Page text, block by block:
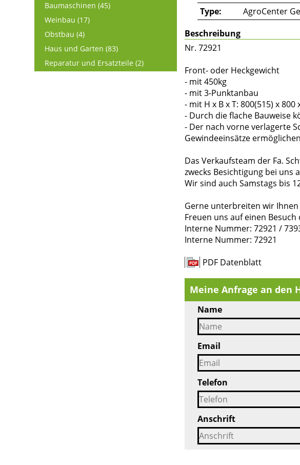
Baumaschinen (45)
Weinbau (17)
Obstbau (4)
Haus und Garten (83)
Reparatur und Ersatzteile (2)
Type:
AgroCenter
Beschreibung
Nr. 72921
Front- oder Heckgewicht
- mit 450kg
- mit 3-Punktanbau
- mit H x B x T: 800(515) x 800
- Durch die flache Bauweise
- Der nach vorne verlagerte
Gewindeeinsätze
Das Verkaufsteam der Fa.
zwecks Besichtigung bei uns
Wir sind auch Samstags bis
Gerne unterbreiten wir
Freuen uns auf einen
Interne Nummer: 72921 /
Interne Nummer: 72921
PDF Datenblatt
Meine Anfrage an den
Name
Email
Telefon
Anschrift